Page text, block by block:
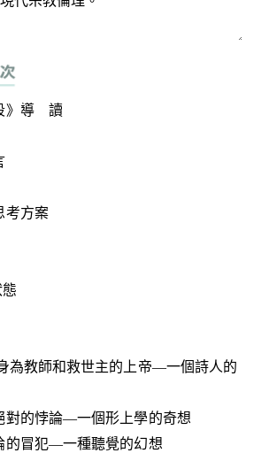
》導 讀
方案
教師和救世主的上帝—一個詩人的
的悖論—一個形上學的奇想
冒犯—一種聽覺的幻想